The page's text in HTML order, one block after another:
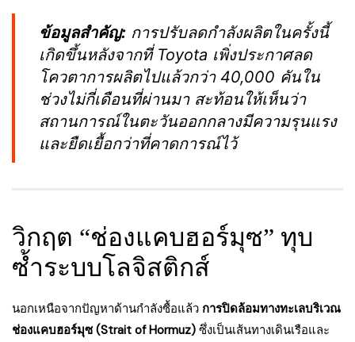
ข้อมูลสำคัญ: การปรับลดกำลังผลิตในครั้งนี้
เกิดขึ้นหลังจากที่ Toyota เพิ่งประกาศลด
โควตาการผลิตไปแล้วกว่า 40,000 คันใน
ช่วงไม่กี่เดือนที่ผ่านมา สะท้อนให้เห็นว่า
สถานการณ์ในตะวันออกกลางมีความรุนแรง
และยืดเยื้อกว่าที่คาดการณ์ไว้
วิกฤต “ช่องแคบฮอร์มุซ” ทุบ
ซ้ำระบบโลจิสติกส์
นอกเหนือจากปัญหาด้านกำลังซื้อแล้ว การปิดล้อมทางทะเลบริเวณ
ช่องแคบฮอร์มุซ (Strait of Hormuz) ซึ่งเป็นเส้นทางเดินเรือและ